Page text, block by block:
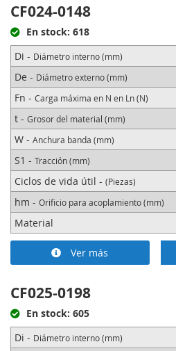
CF024-0148
En stock: 618
Di - Diámetro interno (mm)
De - Diámetro externo (mm)
Fn - Carga máxima en N en Ln (N)
t - Grosor del material (mm)
W - Anchura banda (mm)
S1 - Tracción (mm)
Ciclos de vida útil - (Piezas)
hm - Orificio para acoplamiento (mm)
Material
Ver más
CF025-0198
En stock: 605
Di - Diámetro interno (mm)